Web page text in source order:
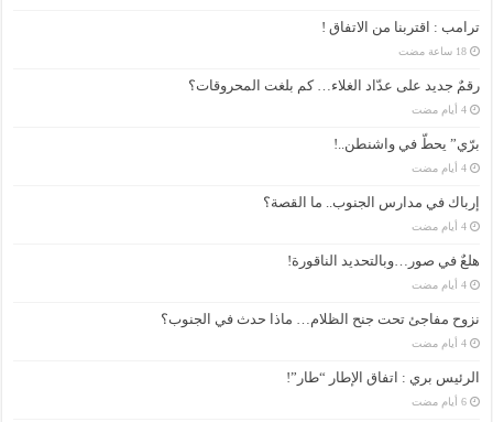
ترامب : اقتربنا من الاتفاق !
‏18 ساعة مضت
رقمٌ جديد على عدّاد الغلاء… كم بلغت المحروقات؟
‏4 أيام مضت
برّي” يحطّ في واشنطن..!
‏4 أيام مضت
إرباك في مدارس الجنوب.. ما القصة؟
‏4 أيام مضت
هلعٌ في صور…وبالتحديد الناقورة!
‏4 أيام مضت
نزوح مفاجئ تحت جنح الظلام… ماذا حدث في الجنوب؟
‏4 أيام مضت
الرئيس بري : اتفاق الإطار “طار”!
‏6 أيام مضت